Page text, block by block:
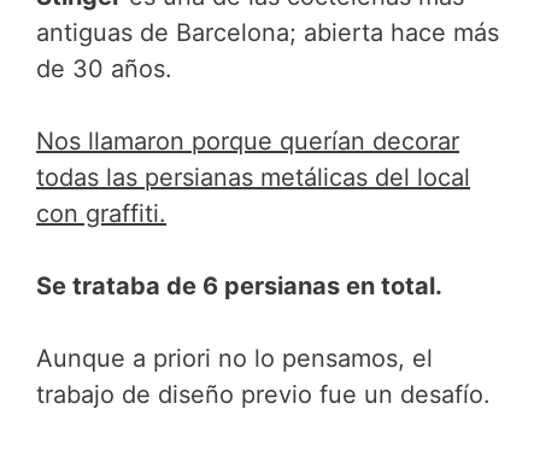
antiguas de Barcelona; abierta hace más
de 30 años.
Nos llamaron porque querían decorar
todas las persianas metálicas del local
con graffiti.
Se trataba de 6 persianas en total.
Aunque a priori no lo pensamos, el
trabajo de diseño previo fue un desafío.